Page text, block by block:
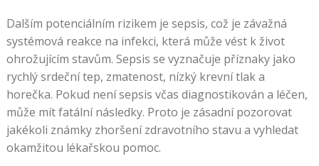
Dalším potenciálním rizikem je sepsis, což je závažná
systémová reakce na infekci, která může vést k život
ohrožujícím stavům. Sepsis se vyznačuje příznaky jako
rychlý srdeční tep, zmatenost, nízký krevní tlak a
horečka. Pokud není sepsis včas diagnostikován a léčen,
může mít fatální následky. Proto je zásadní pozorovat
jakékoli známky zhoršení zdravotního stavu a vyhledat
okamžitou lékařskou pomoc.